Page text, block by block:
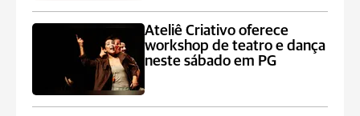
Ateliê Criativo oferece
workshop de teatro e dança
neste sábado em PG